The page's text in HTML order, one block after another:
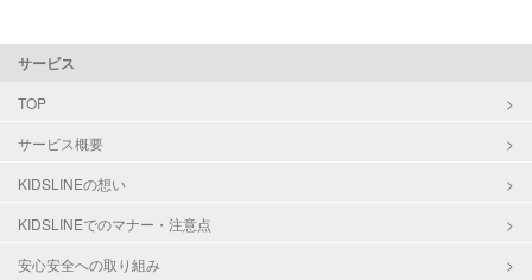
サービス
TOP
サービス概要
KIDSLINEの想い
KIDSLINEでのマナー・注意点
安心安全への取り組み